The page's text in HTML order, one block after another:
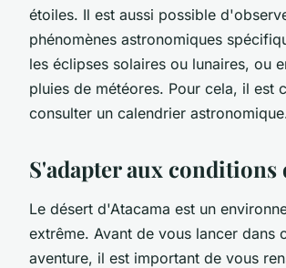
étoiles. Il est aussi possible
phénomènes astronomiques
les éclipses solaires ou lunaires, ou
pluies de météores. Pour cela, il est
consulter un calendrier
S'adapter aux conditions
Le désert d'Atacama est un
extrême. Avant de vous lancer dans
aventure, il est important de vous